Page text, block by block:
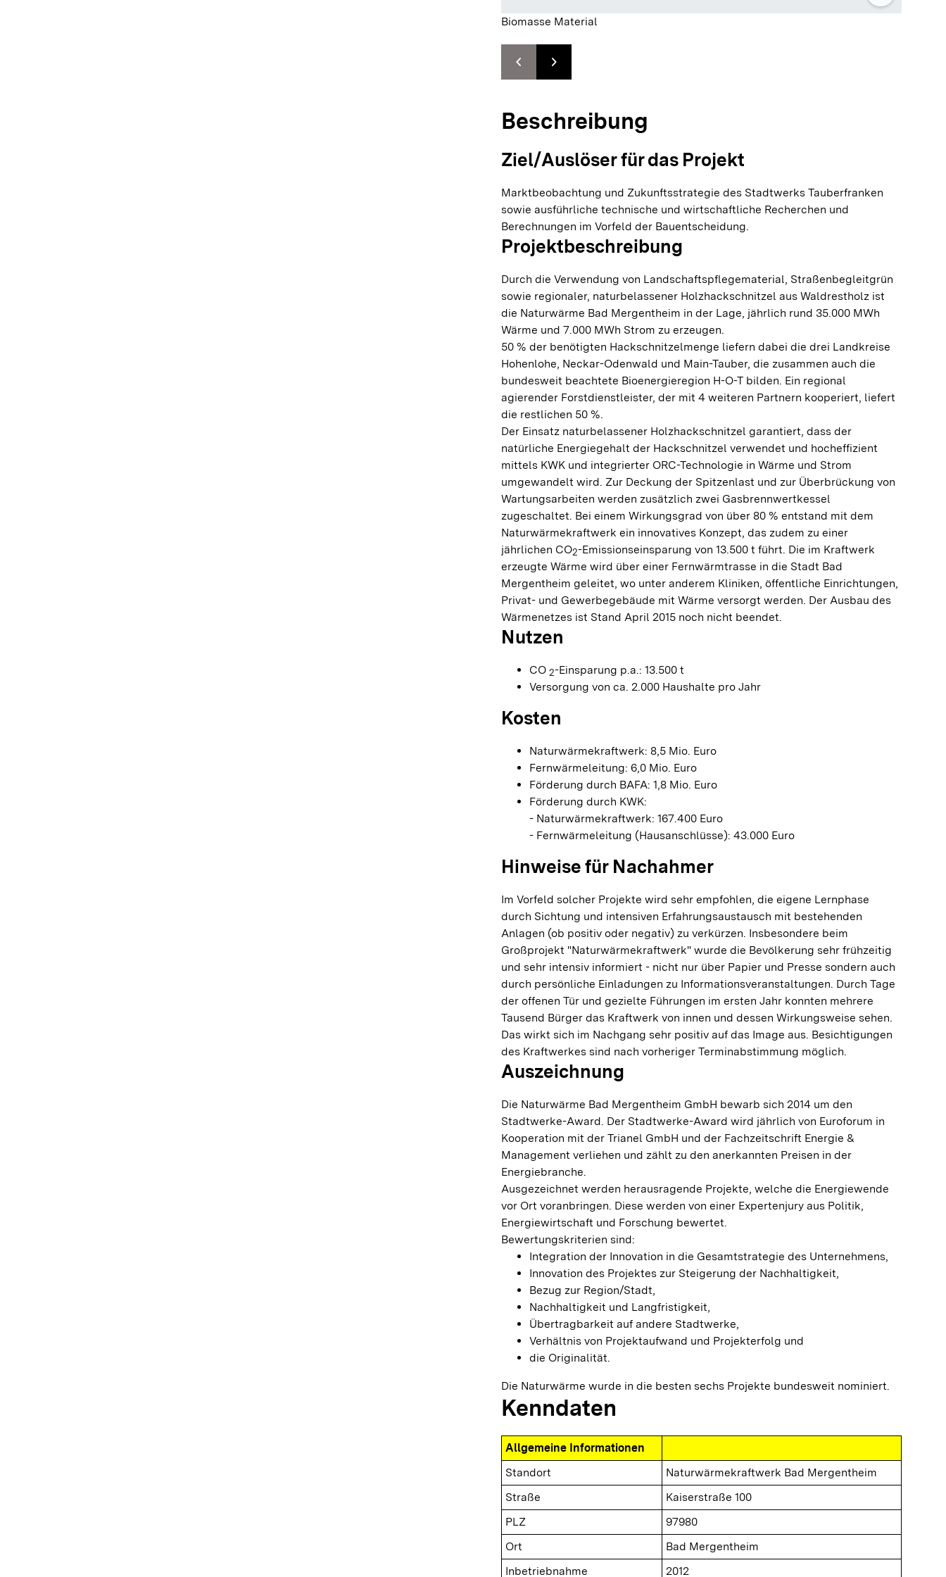
Biomasse Material
chevron_leftZur vorhergehenden Folie springen
chevron_rightZur nächsten Folie springen
Beschreibung
Ziel/Auslöser für das Projekt
Marktbeobachtung und Zukunftsstrategie des Stadtwerks Tauberfranken
sowie ausführliche technische und wirtschaftliche Recherchen und
Berechnungen im Vorfeld der Bauentscheidung.
Projektbeschreibung
Durch die Verwendung von Landschaftspflegematerial, Straßenbegleitgrün
sowie regionaler, naturbelassener Holzhackschnitzel aus Waldrestholz ist
die Naturwärme Bad Mergentheim in der Lage, jährlich rund 35.000 MWh
Wärme und 7.000 MWh Strom zu erzeugen.
50 % der benötigten Hackschnitzelmenge liefern dabei die drei Landkreise
Hohenlohe, Neckar-Odenwald und Main-Tauber, die zusammen auch die
bundesweit beachtete Bioenergieregion H-O-T bilden. Ein regional
agierender Forstdienstleister, der mit 4 weiteren Partnern kooperiert, liefert
die restlichen 50 %.
Der Einsatz naturbelassener Holzhackschnitzel garantiert, dass der
natürliche Energiegehalt der Hackschnitzel verwendet und hocheffizient
mittels KWK und integrierter ORC-Technologie in Wärme und Strom
umgewandelt wird. Zur Deckung der Spitzenlast und zur Überbrückung von
Wartungsarbeiten werden zusätzlich zwei Gasbrennwertkessel
zugeschaltet. Bei einem Wirkungsgrad von über 80 % entstand mit dem
Naturwärmekraftwerk ein innovatives Konzept, das zudem zu einer
jährlichen CO2-Emissionseinsparung von 13.500 t führt. Die im Kraftwerk
erzeugte Wärme wird über einer Fernwärmtrasse in die Stadt Bad
Mergentheim geleitet, wo unter anderem Kliniken, öffentliche Einrichtungen,
Privat- und Gewerbegebäude mit Wärme versorgt werden. Der Ausbau des
Wärmenetzes ist Stand April 2015 noch nicht beendet.
Nutzen
CO 2-Einsparung p.a.: 13.500 t
Versorgung von ca. 2.000 Haushalte pro Jahr
Kosten
Naturwärmekraftwerk: 8,5 Mio. Euro
Fernwärmeleitung: 6,0 Mio. Euro
Förderung durch BAFA: 1,8 Mio. Euro
Förderung durch KWK:
- Naturwärmekraftwerk: 167.400 Euro
- Fernwärmeleitung (Hausanschlüsse): 43.000 Euro
Hinweise für Nachahmer
Im Vorfeld solcher Projekte wird sehr empfohlen, die eigene Lernphase
durch Sichtung und intensiven Erfahrungsaustausch mit bestehenden
Anlagen (ob positiv oder negativ) zu verkürzen. Insbesondere beim
Großprojekt "Naturwärmekraftwerk" wurde die Bevölkerung sehr frühzeitig
und sehr intensiv informiert - nicht nur über Papier und Presse sondern auch
durch persönliche Einladungen zu Informationsveranstaltungen. Durch Tage
der offenen Tür und gezielte Führungen im ersten Jahr konnten mehrere
Tausend Bürger das Kraftwerk von innen und dessen Wirkungsweise sehen.
Das wirkt sich im Nachgang sehr positiv auf das Image aus. Besichtigungen
des Kraftwerkes sind nach vorheriger Terminabstimmung möglich.
Auszeichnung
Die Naturwärme Bad Mergentheim GmbH bewarb sich 2014 um den
Stadtwerke-Award. Der Stadtwerke-Award wird jährlich von Euroforum in
Kooperation mit der Trianel GmbH und der Fachzeitschrift Energie &
Management verliehen und zählt zu den anerkannten Preisen in der
Energiebranche.
Ausgezeichnet werden herausragende Projekte, welche die Energiewende
vor Ort voranbringen. Diese werden von einer Expertenjury aus Politik,
Energiewirtschaft und Forschung bewertet.
Bewertungskriterien sind:
Integration der Innovation in die Gesamtstrategie des Unternehmens,
Innovation des Projektes zur Steigerung der Nachhaltigkeit,
Bezug zur Region/Stadt,
Nachhaltigkeit und Langfristigkeit,
Übertragbarkeit auf andere Stadtwerke,
Verhältnis von Projektaufwand und Projekterfolg und
die Originalität.
Die Naturwärme wurde in die besten sechs Projekte bundesweit nominiert.
Kenndaten
Allgemeine Informationen
Standort
Naturwärmekraftwerk Bad Mergentheim
Straße
Kaiserstraße 100
PLZ
97980
Ort
Bad Mergentheim
Inbetriebnahme
2012